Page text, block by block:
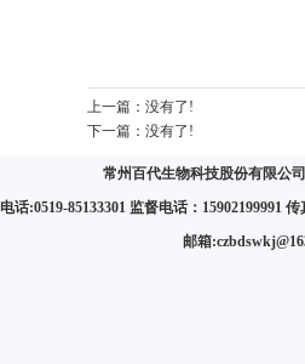
上一篇： 没有了!
下一篇： 没有了!
常州百代生物科技股份有限公
电话:0519-85133301 监督电话：15902199991
邮箱